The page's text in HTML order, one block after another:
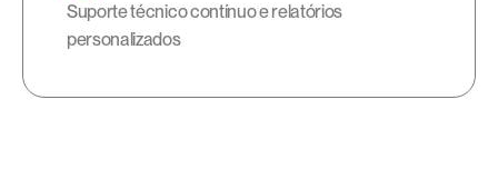
Suporte técnico contínuo e relatórios
personalizados